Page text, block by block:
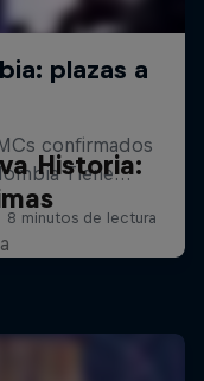
Historia: